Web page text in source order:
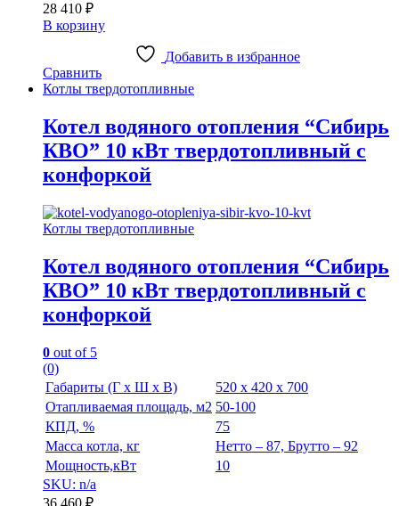
28 410 ₽
В корзину
Добавить в избранное
Сравнить
Котлы твердотопливные
Котел водяного отопления “Сибирь
КВО” 10 кВт твердотопливный с
конфоркой
Котлы твердотопливные
Котел водяного отопления “Сибирь
КВО” 10 кВт твердотопливный с
конфоркой
0 out of 5
(0)
Габариты (Г х Ш х В)
520 х 420 х 700
Отапливаемая площадь, м2 50-100
КПД, %
75
Масса котла, кг
Нетто – 87, Брутто – 92
Мощность,кВт
10
SKU: n/a
36 460 ₽